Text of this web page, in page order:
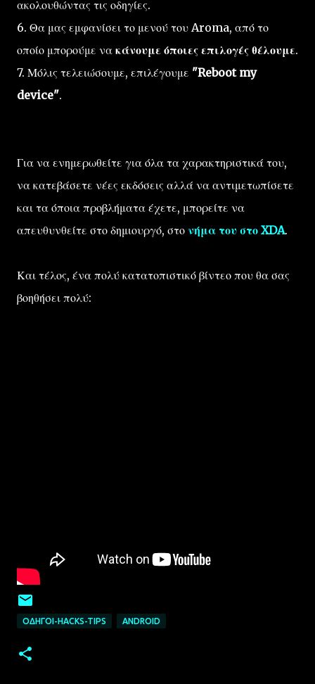
ακολουθώντας τις οδηγίες.
6. Θα μας εμφανίσει το μενού του Aroma, από το
οποίο μπορούμε να κάνουμε όποιες επιλογές θέλουμε.
7. Μόλις τελειώσουμε, επιλέγουμε "Reboot my
device".
Για να ενημερωθείτε για όλα τα χαρακτηριστικά του,
να κατεβάσετε νέες εκδόσεις αλλά να αντιμετωπίσετε
και τα όποια προβλήματα έχετε, μπορείτε να
απευθυνθείτε στο δημιουργό, στο νήμα του στο XDA.
Και τέλος, ένα πολύ κατατοπιστικό βίντεο που θα σας
βοηθήσει πολύ:
ΟΔΗΓΟΊ-HACKS-TIPS ANDROID